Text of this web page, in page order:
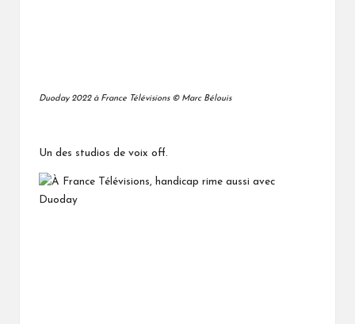
Duoday 2022 à France Télévisions © Marc Bélouis
Un des studios de voix off.